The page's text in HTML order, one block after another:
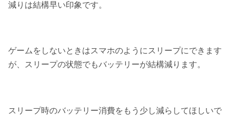
減りは結構早い印象です。
ゲームをしないときはスマホのようにスリープにできます
が、 スリープの状態でもバッテリーが結構減ります。
スリープ時のバッテリー消費をもう少し減らしてほしいで